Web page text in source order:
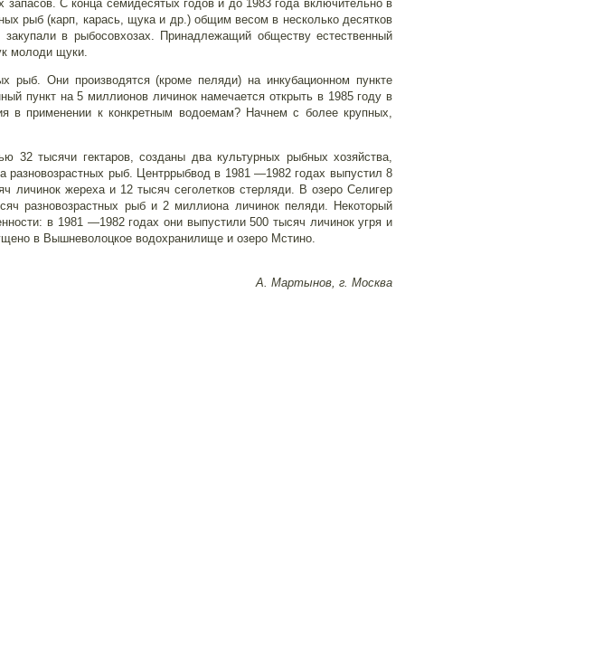
С конца семидесятых годов и до 1983 года включительно в
рыб (карп, карась, щука и др.) общим весом в несколько десятков
в рыбосовхозах. Принадлежащий обществу естественный
молоди щуки.
Они производятся (кроме пеляди) на инкубационном пункте
пункт на 5 миллионов личинок намечается открыть в 1985 году в
в применении к конкретным водоемам? Начнем с более крупных,
тысячи гектаров, созданы два культурных рыбных хозяйства,
рыб. Центррыбвод в 1981 —1982 годах выпустил 8
личинок жереха и 12 тысяч сеголетков стерляди. В озеро Селигер
разновозрастных рыб и 2 миллиона личинок пеляди. Некоторый
в 1981 —1982 годах они выпустили 500 тысяч личинок угря и
в Вышневолоцкое водохранилище и озеро Мстино.
А. Мартынов, г. Москва